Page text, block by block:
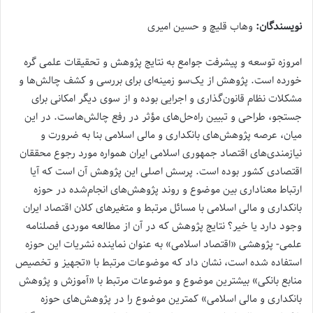
نویسندگان: وهاب قلیچ و حسین امیری
امروزه توسعه و پیشرفت جوامع به نتایج پژوهش و تحقیقات علمی گره
خورده است. پژوهش از یک‌سو زمینه‌ای برای بررسی و کشف چالش‌ها و
مشکلات نظام قانون‌گذاری و اجرایی بوده و از سوی دیگر امکانی برای
جستجو، طراحی و تبیین راه‌حل‌های مؤثر در رفع چالش‌هاست. در این
میان، عرصه پژوهش‌های بانکداری و مالی اسلامی بنا به ضرورت و
نیازمندی‌های اقتصاد جمهوری اسلامی ایران همواره مورد رجوع محققان
اقتصادی کشور بوده است. پرسش اصلی این پژوهش آن است که آیا
ارتباط معناداری بین موضوع و روند پژوهش‌های انجام‌شده در حوزه
بانکداری و مالی اسلامی با مسائل مرتبط و متغیرهای کلان اقتصاد ایران
وجود دارد یا خیر؟ نتایج پژوهش که در آن از مطالعه موردی فصلنامه
علمی- پژوهشی «اقتصاد اسلامی» به عنوان نماینده نشریات این حوزه
استفاده شده است، نشان داد که موضوعات مرتبط با «تجهیز و تخصیص
منابع بانکی» بیشترین موضوع و موضوعات مرتبط با «آموزش و پژوهش
بانکداری و مالی اسلامی» کمترین موضوع را در پژوهش‌های حوزه